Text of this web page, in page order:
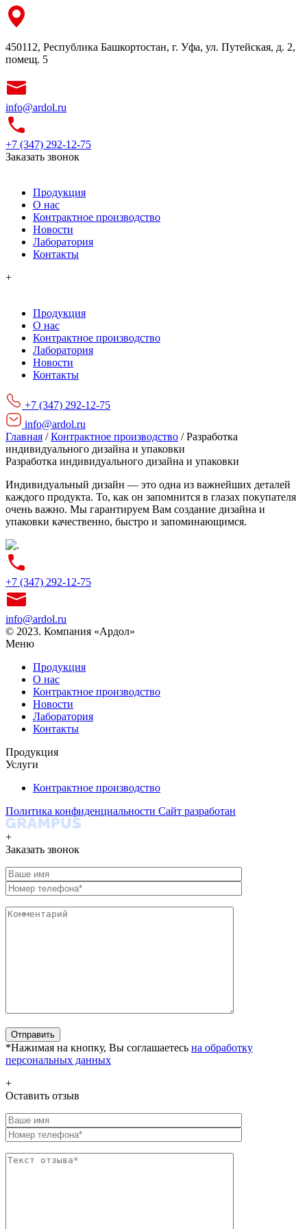
450112, Республика Башкортостан, г. Уфа, ул. Путейская, д. 2,
помещ. 5
info@ardol.ru
+7 (347) 292-12-75
Заказать звонок
Продукция
О нас
Контрактное производство
Новости
Лаборатория
Контакты
+
Продукция
О нас
Контрактное производство
Лаборатория
Новости
Контакты
+7 (347) 292-12-75
info@ardol.ru
Главная /Контрактное производство /Разработка
индивидуального дизайна и упаковки
Разработка индивидуального дизайна и упаковки
Индивидуальный дизайн — это одна из важнейших деталей
каждого продукта. То, как он запомнится в глазах покупателя
очень важно. Мы гарантируем Вам создание дизайна и
упаковки качественно, быстро и запоминающимся.
+7 (347) 292-12-75
info@ardol.ru
© 2023. Компания «Ардол»
Меню
Продукция
О нас
Контрактное производство
Новости
Лаборатория
Контакты
Продукция
Услуги
Контрактное производство
Политика конфиденциальности Сайт разработан
+
Заказать звонок
*Нажимая на кнопку, Вы соглашаетесь на обработку
персональных данных
+
Оставить отзыв